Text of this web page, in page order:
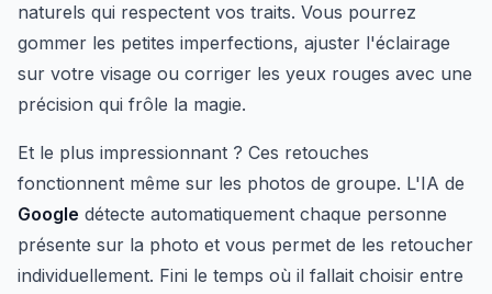
naturels qui respectent vos traits. Vous pourrez
gommer les petites imperfections, ajuster l'éclairage
sur votre visage ou corriger les yeux rouges avec une
précision qui frôle la magie.
Et le plus impressionnant ? Ces retouches
fonctionnent même sur les photos de groupe. L'IA de
Google détecte automatiquement chaque personne
présente sur la photo et vous permet de les retoucher
individuellement. Fini le temps où il fallait choisir entre